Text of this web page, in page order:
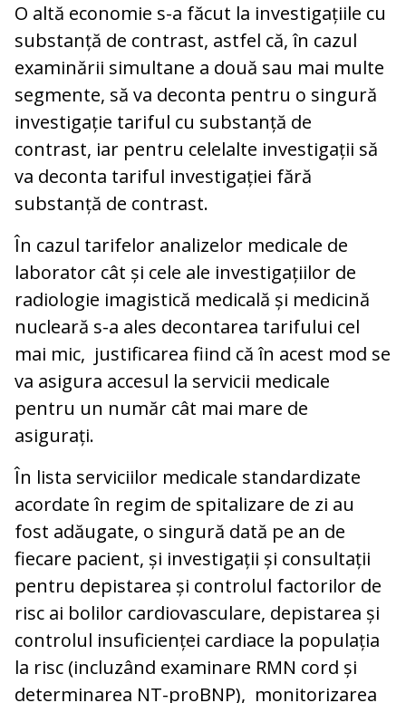
O altă economie s-a făcut la investigațiile cu
substanță de contrast, astfel că, în cazul
examinării simultane a două sau mai multe
segmente, să va deconta pentru o singură
investigație tariful cu substanță de
contrast, iar pentru celelalte investigații să
va deconta tariful investigației fără
substanță de contrast.
În cazul tarifelor analizelor medicale de
laborator cât și cele ale investigațiilor de
radiologie imagistică medicală și medicină
nucleară s-a ales decontarea tarifului cel
mai mic, justificarea fiind că în acest mod se
va asigura accesul la servicii medicale
pentru un număr cât mai mare de
asigurați.
În lista serviciilor medicale standardizate
acordate în regim de spitalizare de zi au
fost adăugate, o singură dată pe an de
fiecare pacient, și investigații și consultații
pentru depistarea și controlul factorilor de
risc ai bolilor cardiovasculare, depistarea și
controlul insuficienței cardiace la populația
la risc (incluzând examinare RMN cord și
determinarea NT-proBNP), monitorizarea